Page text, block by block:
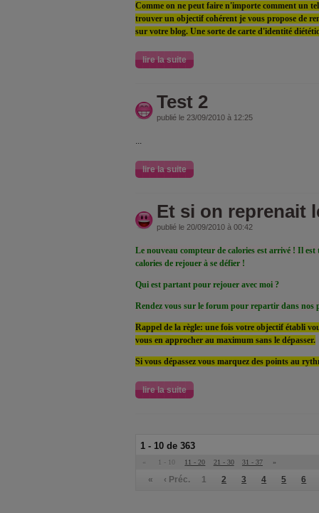
Comme on ne peut faire n'importe comment un
trouver un objectif cohérent je vous propose de
sur votre blog. Une sorte de carte d'identité
lire la suite
Test 2
publié le 23/09/2010 à 12:25
...
lire la suite
Et si on reprenait
publié le 20/09/2010 à 00:42
Le nouveau compteur de calories est arrivé ! Il
calories de rejouer à se défier !
Qui est partant pour rejouer avec moi ?
Rendez vous sur le forum pour repartir dans nos
Rappel de la règle: une fois votre objectif établi
vous en approcher au maximum sans le dépasser.
Si vous dépassez vous marquez des points au
lire la suite
1 - 10 de 363
« 1 - 10 11 - 20 21 - 30 31 - 37 »
« ‹ Préc. 1 2 3 4 5 6